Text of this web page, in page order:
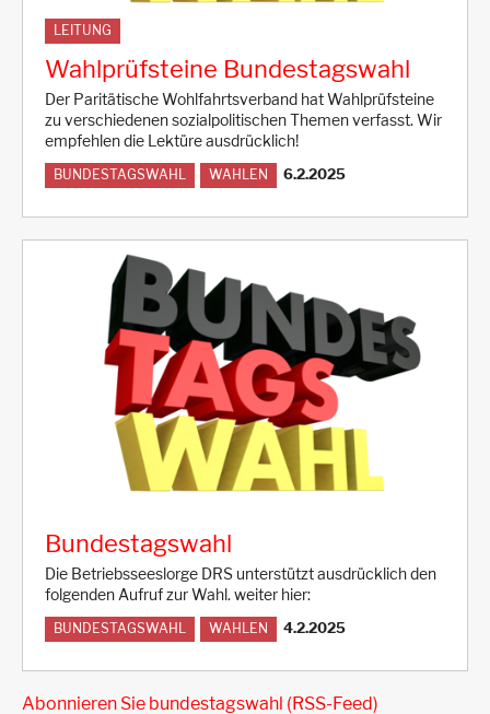
LEITUNG
Wahlprüfsteine Bundestagswahl
Der Paritätische Wohlfahrtsverband hat Wahlprüfsteine
zu verschiedenen sozialpolitischen Themen verfasst. Wir
empfehlen die Lektüre ausdrücklich!
BUNDESTAGSWAHL WAHLEN 6.2.2025
Bundestagswahl
Die Betriebsseeslorge DRS unterstützt ausdrücklich den
folgenden Aufruf zur Wahl. weiter hier:
BUNDESTAGSWAHL WAHLEN 4.2.2025
Abonnieren Sie bundestagswahl (RSS-Feed)